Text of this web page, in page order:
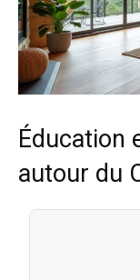
Éducation
autour du